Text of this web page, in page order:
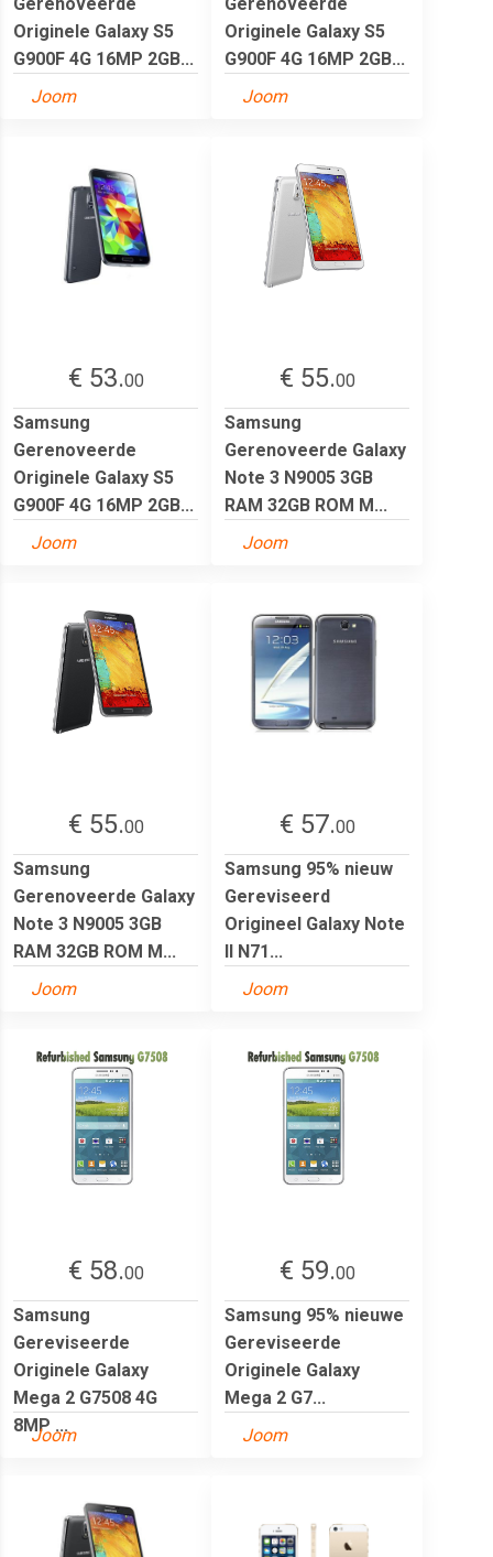
Originele Galaxy S5
G900F 4G 16MP 2GB...
Joom
Originele Galaxy S5
G900F 4G 16MP 2GB...
Joom
€ 53.00
Samsung
Gerenoveerde
Originele Galaxy S5
G900F 4G 16MP 2GB...
Joom
€ 55.00
Samsung
Gerenoveerde Galaxy
Note 3 N9005 3GB
RAM 32GB ROM M...
Joom
€ 55.00
Samsung
Gerenoveerde Galaxy
Note 3 N9005 3GB
RAM 32GB ROM M...
Joom
€ 57.00
Samsung 95% nieuw
Gereviseerd
Origineel Galaxy Note
II N71...
Joom
€ 58.00
Samsung
Gereviseerde
Originele Galaxy
Mega 2 G7508 4G
8MP ...
Joom
€ 59.00
Samsung 95% nieuwe
Gereviseerde
Originele Galaxy
Mega 2 G7...
Joom